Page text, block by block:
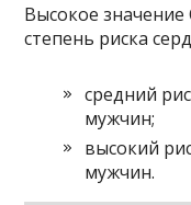
Высокое
степень риска
средний
мужчин;
высокий
мужчин.